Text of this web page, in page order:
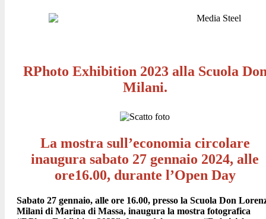
RPhoto Exhibition 2023 alla Scuola
Milani.
La mostra sull’economia circolare
inaugura sabato 27 gennaio 2024, alle
ore16.00, durante l’Open Day
Sabato 27 gennaio, alle ore 16.00, presso la Scuola Don
Milani di Marina di Massa, inaugura la mostra fotografica